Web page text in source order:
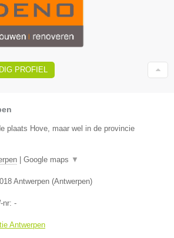
PROFIEL
plaats Hove, maar wel in de provincie
Google maps ▼
Antwerpen (Antwerpen)
nr: -
Antwerpen